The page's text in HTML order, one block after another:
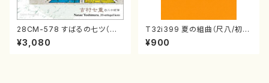
28CM-578 すばるの七ツ（二
十絃箏/クラリネット/ヴァイオリ
ン/チェロ/吉松 隆：/CD）
¥3,080
T32i399 夏の組曲（尺八/初代
山川園松/楽譜）都山流公刊楽譜
曲番:2104
¥900